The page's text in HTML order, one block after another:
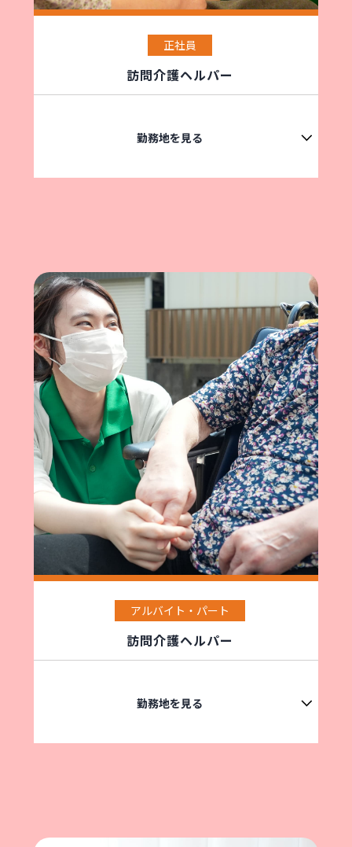
正社員
訪問介護ヘルパー
勤務地を見る
アルバイト・パート
訪問介護ヘルパー
勤務地を見る